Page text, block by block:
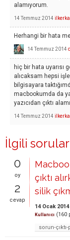
alamıyorum.
14 Temmuz 2014
Herhangi bir hata
14 Temmuz 2014
hiç bir hata uyarısı
alıcaksam hepsi
bilgisayara
macbookumda da
yazıcıdan çıktı
14 Temmuz 2014
İlgili sorular
0
oy
2
cevap
çıktı
silik
14 Ocak 2014
Kullanıcı (160
sorun-